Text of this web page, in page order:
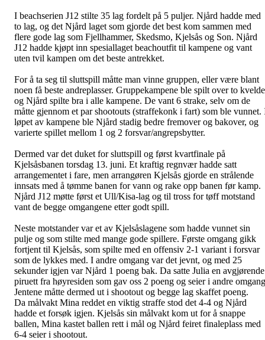
I beachserien J12 stilte 35 lag fordelt på 5 puljer. Njård hadde med
to lag, og det Njård laget som gjorde det best kom sammen med
flere gode lag som Fjellhammer, Skedsmo, Kjelsås og Son. Njård
J12 hadde kjøpt inn spesiallaget beachoutfit til kampene og vant
uten tvil kampen om det beste antrekket.
For å ta seg til sluttspill måtte man vinne gruppen, eller være blant
noen få beste andreplasser. Gruppekampene ble spilt over to
og Njård spilte bra i alle kampene. De vant 6 strake, selv om de
måtte gjennom et par shootouts (straffekonk i fart) som ble vunnet.
løpet av kampene ble Njård stadig bedre fremover og bakover, og
varierte spillet mellom 1 og 2 forsvar/angrepsbytter.
Dermed var det duket for sluttspill og først kvartfinale på
Kjelsåsbanen torsdag 13. juni. Et kraftig regnvær hadde satt
arrangementet i fare, men arrangøren Kjelsås gjorde en strålende
innsats med å tømme banen for vann og rake opp banen før kamp.
Njård J12 møtte først et Ull/Kisa-lag og til tross for tøff motstand
vant de begge omgangene etter godt spill.
Neste motstander var et av Kjelsåslagene som hadde vunnet sin
pulje og som stilte med mange gode spillere. Første omgang gikk
fortjent til Kjelsås, som spilte med en offensiv 2-1 variant i forsvar
som de lykkes med. I andre omgang var det jevnt, og med 25
sekunder igjen var Njård 1 poeng bak. Da satte Julia en avgjørende
piruett fra høyresiden som gav oss 2 poeng og seier i andre
Jentene måtte dermed ut i shootout og begge lag skaffet poeng.
Da målvakt Mina reddet en viktig straffe stod det 4-4 og Njård
hadde et forsøk igjen. Kjelsås sin målvakt kom ut for å snappe
ballen, Mina kastet ballen rett i mål og Njård feiret finaleplass med
6-4 seier i shootout.